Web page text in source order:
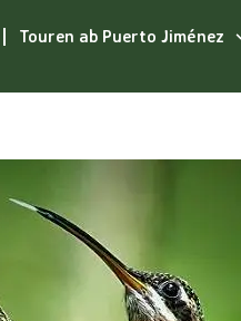
Touren ab Puerto Jiménez